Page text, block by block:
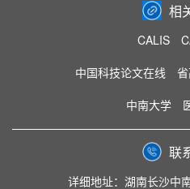
相
CALIS
中国科技论文在线
中南大学
联
详细地址：湖南长沙中